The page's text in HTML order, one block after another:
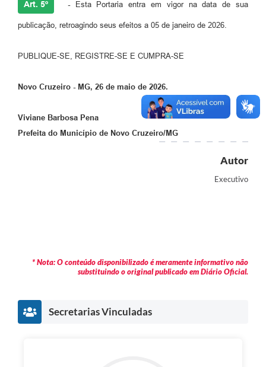
Art. 5º -Esta Portaria entra em vigor na data de sua
publicação, retroagindo seus efeitos a 05 de janeiro de 2026.
PUBLIQUE-SE, REGISTRE-SE E CUMPRA-SE
Novo Cruzeiro - MG, 26 de maio de 2026.
Viviane Barbosa Pena
Prefeita do Município de Novo Cruzeiro/MG
Autor
Executivo
* Nota: O conteúdo disponibilizado é meramente informativo não
substituindo o original publicado em Diário Oficial.
Secretarias Vinculadas